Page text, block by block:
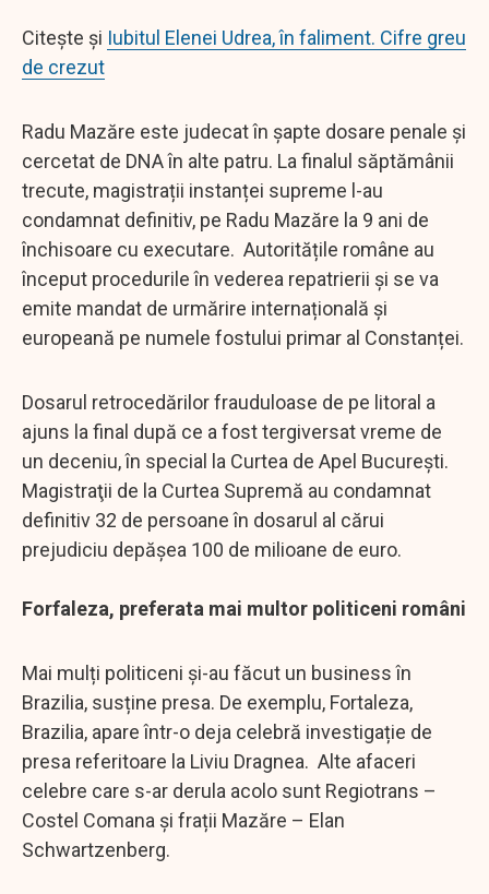
Citeşte şi Iubitul Elenei Udrea, în faliment. Cifre greu
de crezut
Radu Mazăre este judecat în şapte dosare penale şi
cercetat de DNA în alte patru. La finalul săptămânii
trecute, magistrații instanței supreme l-au
condamnat definitiv, pe Radu Mazăre la 9 ani de
închisoare cu executare. Autoritățile române au
început procedurile în vederea repatrierii și se va
emite mandat de urmărire internațională și
europeană pe numele fostului primar al Constanței.
Dosarul retrocedărilor frauduloase de pe litoral a
ajuns la final după ce a fost tergiversat vreme de
un deceniu, în special la Curtea de Apel Bucureşti.
Magistraţii de la Curtea Supremă au condamnat
definitiv 32 de persoane în dosarul al cărui
prejudiciu depăşea 100 de milioane de euro.
Forfaleza, preferata mai multor politiceni români
Mai mulți politiceni și-au făcut un business în
Brazilia, susține presa. De exemplu, Fortaleza,
Brazilia, apare într-o deja celebră investigație de
presa referitoare la Liviu Dragnea. Alte afaceri
celebre care s-ar derula acolo sunt Regiotrans –
Costel Comana și frații Mazăre – Elan
Schwartzenberg.